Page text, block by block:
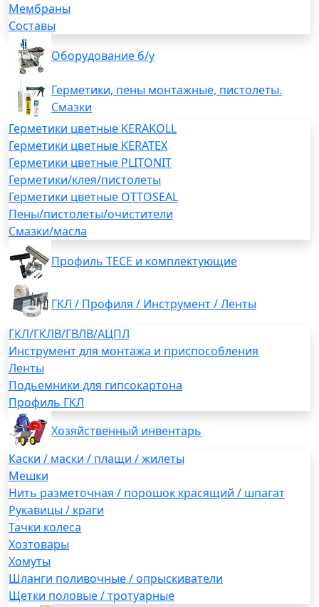
Мембраны
Составы
Оборудование б/у
Герметики, пены монтажные, пистолеты.
Смазки
Герметики цветные KERAKOLL
Герметики цветные KERATEX
Герметики цветные PLITONIT
Герметики/клея/пистолеты
Герметики цветные OTTOSEAL
Пены/пистолеты/очистители
Смазки/масла
Профиль TECE и комплектующие
ГКЛ / Профиля / Инструмент / Ленты
ГКЛ/ГКЛВ/ГВЛВ/АЦПЛ
Инструмент для монтажа и приспособления
Ленты
Подьемники для гипсокартона
Профиль ГКЛ
Хозяйственный инвентарь
Каски / маски / плащи / жилеты
Мешки
Нить разметочная / порошок красящий / шпагат
Рукавицы / краги
Тачки колеса
Хозтовары
Хомуты
Шланги поливочные / опрыскиватели
Щетки половые / тротуарные